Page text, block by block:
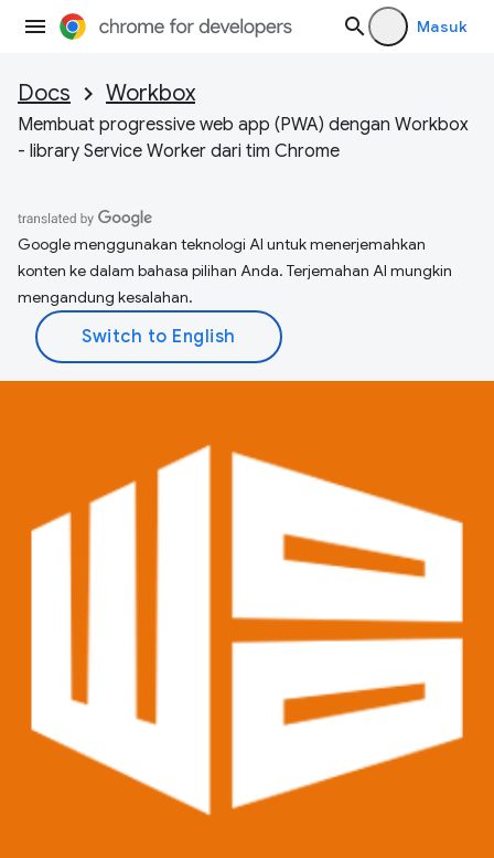
Masuk
Docs Workbox
Membuat progressive web app (PWA) dengan Workbox
- library Service Worker dari tim Chrome
Google menggunakan teknologi AI untuk menerjemahkan
konten ke dalam bahasa pilihan Anda. Terjemahan AI mungkin
mengandung kesalahan.